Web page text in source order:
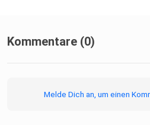
Kommentare (0)
Melde Dich an, um einen